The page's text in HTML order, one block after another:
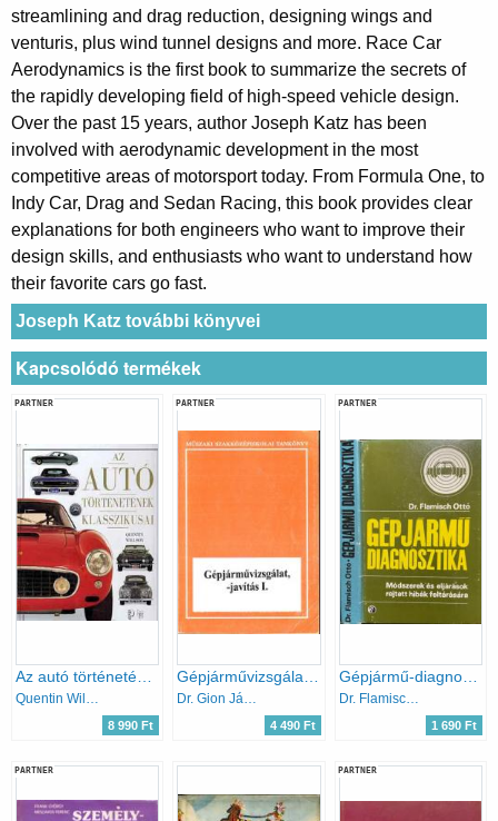
streamlining and drag reduction, designing wings and
venturis, plus wind tunnel designs and more. Race Car
Aerodynamics is the first book to summarize the secrets of
the rapidly developing field of high-speed vehicle design.
Over the past 15 years, author Joseph Katz has been
involved with aerodynamic development in the most
competitive areas of motorsport today. From Formula One, to
Indy Car, Drag and Sedan Racing, this book provides clear
explanations for both engineers who want to improve their
design skills, and enthusiasts who want to understand how
their favorite cars go fast.
Joseph Katz további könyvei
Kapcsolódó termékek
PARTNER
Az autó történetének klasszikusai
Quentin Willson
8 990 Ft
PARTNER
Gépjárművizsgálat, - javítás I.
Dr. Gion János
4 490 Ft
PARTNER
Gépjármű-diagnosztika:Módszerek és eljárások rejtett hibák feltárására
Dr. Flamisch Ottó
1 690 Ft
PARTNER PARTNER